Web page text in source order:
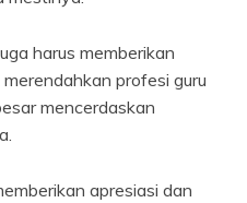
harus memberikan
profesi guru
mencerdaskan
apresiasi dan